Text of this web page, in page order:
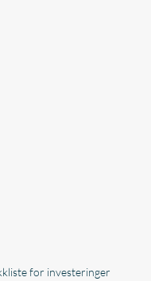
for investeringer